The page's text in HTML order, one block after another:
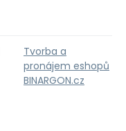
Tvorba a
pronájem eshopů
BINARGON.cz